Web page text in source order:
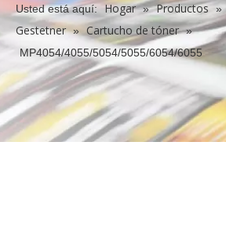
Usted está aquí: Hogar » Productos »
Gestetner » Cartucho de tóner »
MP4054/4055/5054/5055/6054/6055